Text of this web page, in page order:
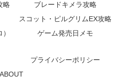
略
ブレードキメラ攻略
スコット・ピルグリムEX攻略
ゲーム発売日メモ
プライバシーポリシー
ABOUT